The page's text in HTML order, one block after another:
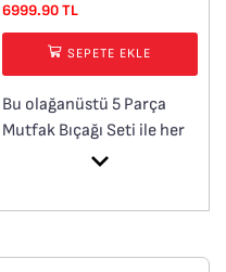
6999.90 TL
SEPETE EKLE
Bu olağanüstü 5 Parça
Mutfak Bıçağı Seti ile her
seferinde kusursuz
Her kullanımda ilk günkü
Yıllar boyu süren keskinlik